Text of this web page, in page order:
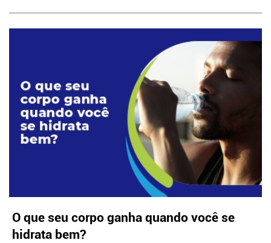
O que seu corpo ganha quando você se
hidrata bem?